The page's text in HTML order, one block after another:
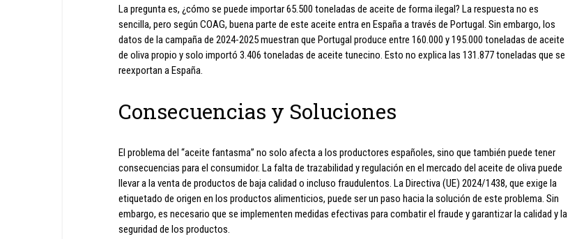
La pregunta es, ¿cómo se puede importar 65.500 toneladas de aceite de forma ilegal? La respuesta no es
sencilla, pero según COAG, buena parte de este aceite entra en España a través de Portugal. Sin embargo, los
datos de la campaña de 2024-2025 muestran que Portugal produce entre 160.000 y 195.000 toneladas de aceite
de oliva propio y solo importó 3.406 toneladas de aceite tunecino. Esto no explica las 131.877 toneladas que se
reexportan a España.
Consecuencias y Soluciones
El problema del “aceite fantasma” no solo afecta a los productores españoles, sino que también puede tener
consecuencias para el consumidor. La falta de trazabilidad y regulación en el mercado del aceite de oliva puede
llevar a la venta de productos de baja calidad o incluso fraudulentos. La Directiva (UE) 2024/1438, que exige la
etiquetado de origen en los productos alimenticios, puede ser un paso hacia la solución de este problema. Sin
embargo, es necesario que se implementen medidas efectivas para combatir el fraude y garantizar la calidad y la
seguridad de los productos.